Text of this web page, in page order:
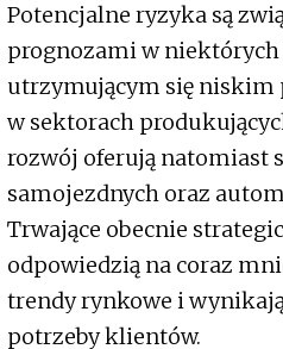
Potencjalne ryzyka są
prognozami w niektórych
utrzymującym się
w sektorach
rozwój oferują natomiast
samojezdnych oraz
Trwające obecnie
odpowiedzią na coraz
trendy rynkowe i
potrzeby klientów.